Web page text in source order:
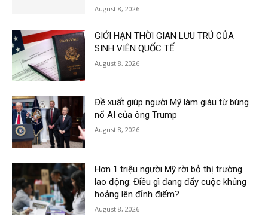
August 8, 2026
GIỚI HẠN THỜI GIAN LƯU TRÚ CỦA
SINH VIÊN QUỐC TẾ
August 8, 2026
Đề xuất giúp người Mỹ làm giàu từ bùng
nổ AI của ông Trump
August 8, 2026
Hơn 1 triệu người Mỹ rời bỏ thị trường
lao động: Điều gì đang đẩy cuộc khủng
hoảng lên đỉnh điểm?
August 8, 2026